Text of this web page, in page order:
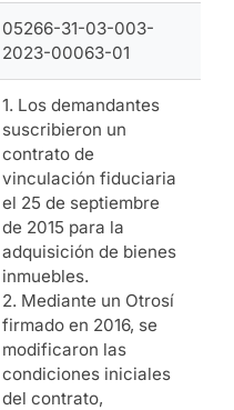
05266-31-03-003-
2023-00063-01
1. Los demandantes
suscribieron un
contrato de
vinculación fiduciaria
el 25 de septiembre
de 2015 para la
adquisición de bienes
inmuebles.
2. Mediante un Otrosí
firmado en 2016, se
modificaron las
condiciones iniciales
del contrato,